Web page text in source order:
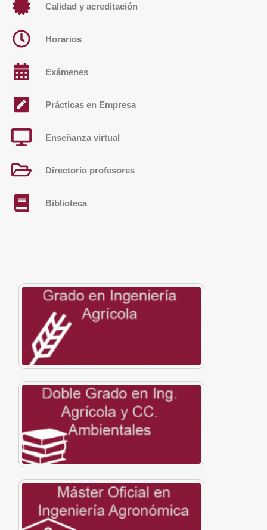
Calidad y acreditación
Horarios
Exámenes
Prácticas en Empresa
Enseñanza virtual
Directorio profesores
Biblioteca